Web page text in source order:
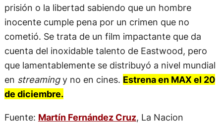
prisión o la libertad sabiendo que un hombre
inocente cumple pena por un crimen que no
cometió. Se trata de un film impactante que da
cuenta del inoxidable talento de Eastwood, pero
que lamentablemente se distribuyó a nivel mundial
en streamingy no en cines. Estrena en MAX el 20
de diciembre.
Fuente: Martín Fernández Cruz, La Nacion